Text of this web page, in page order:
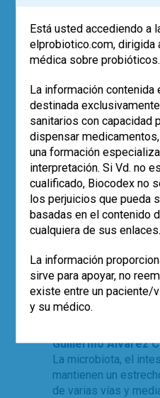
|
Eje
cerebro. Su
binomio
Guillermo Álvarez
La microbiota, el
mantienen un
de varias vías y
Está usted accediendo a
elprobiotico.com, dirigida
médica sobre probióticos.
La información contenida
destinada
sanitarios con capacidad
dispensar
una formación
interpretación. Si Vd. no
cualificado, Biocodex no
los perjuicios que pueda
basadas en el contenido
cualquiera de sus enlaces.
La información
sirve para apoyar, no
existe entre un
y su médico.